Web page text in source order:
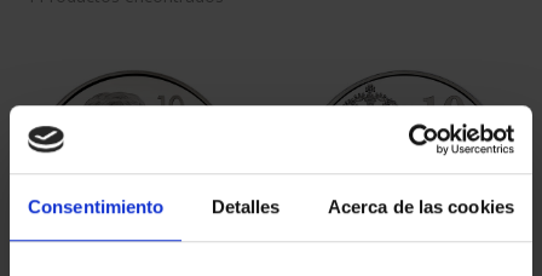
Consentimiento Detalles Acerca de las cookies